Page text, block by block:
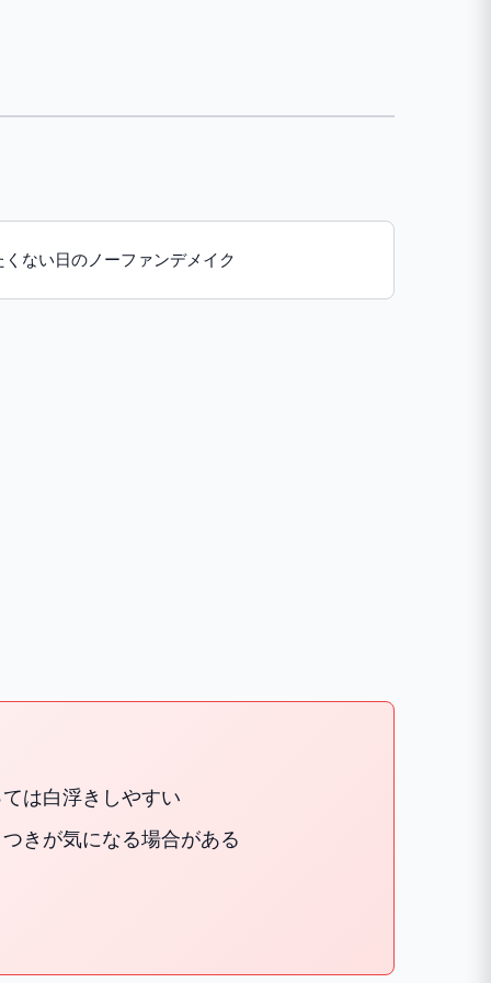
ない日のノーファンデメイク
は白浮きしやすい
きが気になる場合がある